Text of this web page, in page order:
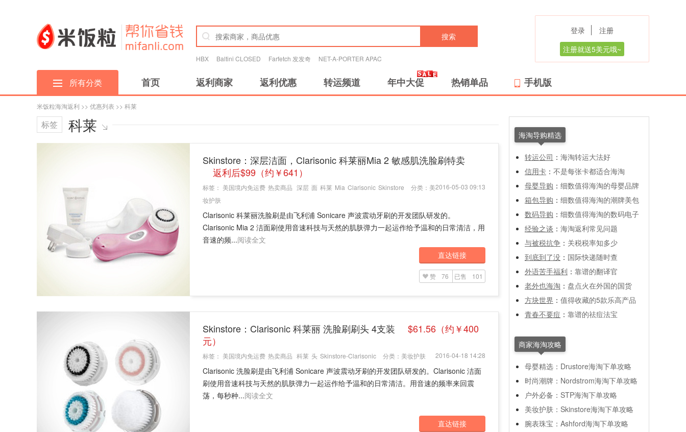
搜索
HBX Baltini CLOSED Farfetch 发发奇 NET-A-PORTER APAC
登录
注册
注册就送5美元哦~
所有分类 首页 返利商家 返利优惠 转运频道 年中大促 热销单品 手机版
米饭粒海淘返利 >> 优惠列表 >> 科莱
标签 科莱
Skinstore：深层洁面，Clarisonic 科莱丽Mia 2 敏感肌洗脸刷特卖
返利后$99（约￥641）
2016-05-03 09:13
标签： 美国境内免运费 热卖商品 深层 面 科莱 Mia Clarisonic Skinstore 分类： 美
妆护肤
Clarisonic 科莱丽洗脸刷是由飞利浦 Sonicare 声波震动牙刷的开发团队研发的。
Clarisonic Mia 2 洁面刷使用音速科技与天然的肌肤弹力一起运作给予温和的日常清洁，用
音速的频...阅读全文
直达链接
赞 76 已售 101
Skinstore：Clarisonic 科莱丽 洗脸刷刷头 4支装
$61.56（约￥400
元）
2016-04-18 14:28
标签： 美国境内免运费 热卖商品 科莱 头 Skinstore-Clarisonic 分类： 美妆护肤
Clarisonic 洗脸刷是由飞利浦 Sonicare 声波震动牙刷的开发团队研发的。Clarisonic 洁面
刷使用音速科技与天然的肌肤弹力一起运作给予温和的日常清洁。用音速的频率来回震
荡，每秒种...阅读全文
直达链接
海淘导购精选
转运公司 ： 海淘转运大法好
信用卡 ： 不是每张卡都适合海淘
母婴导购 ： 细数值得海淘的母婴品牌
箱包导购 ： 细数值得海淘的潮牌美包
数码导购 ： 细数值得海淘的数码电子
经验之谈 ： 海淘返利常见问题
与被税抗争 ： 关税税率知多少
到底到了没 ： 国际快递随时查
外语苦手福利 ： 靠谱的翻译官
老外也海淘 ： 盘点火在外国的国货
方块世界 ： 值得收藏的5款乐高产品
青春不要痘 ： 靠谱的祛痘法宝
商家海淘攻略
母婴精选：Drustore海淘下单攻略
时尚潮牌：Nordstrom海淘下单攻略
户外必备：STP海淘下单攻略
美妆护肤：Skinstore海淘下单攻略
腕表珠宝：Ashford海淘下单攻略